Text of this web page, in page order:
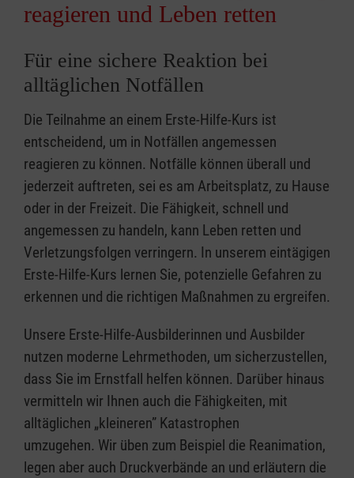
reagieren und Leben retten
Für eine sichere Reaktion bei
alltäglichen Notfällen
Die Teilnahme an einem Erste-Hilfe-Kurs ist
entscheidend, um in Notfällen angemessen
reagieren zu können. Notfälle können überall und
jederzeit auftreten, sei es am Arbeitsplatz, zu Hause
oder in der Freizeit. Die Fähigkeit, schnell und
angemessen zu handeln, kann Leben retten und
Verletzungsfolgen verringern. In unserem eintägigen
Erste-Hilfe-Kurs lernen Sie, potenzielle Gefahren zu
erkennen und die richtigen Maßnahmen zu ergreifen.
Unsere Erste-Hilfe-Ausbilderinnen und Ausbilder
nutzen moderne Lehrmethoden, um sicherzustellen,
dass Sie im Ernstfall helfen können. Darüber hinaus
vermitteln wir Ihnen auch die Fähigkeiten, mit
alltäglichen „kleineren” Katastrophen
umzugehen. Wir üben zum Beispiel die Reanimation,
legen aber auch Druckverbände an und erläutern die